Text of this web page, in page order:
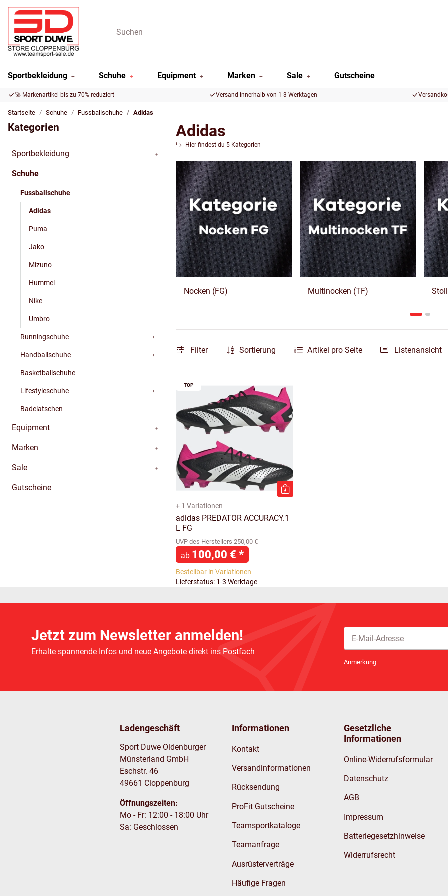
Sportbekleidung Schuhe Equipment Marken Sale Gutscheine
🚀 Markenartikel bis zu 70% reduziert Versand innerhalb von 1-3 Werktagen
Startseite Schuhe Fussballschuhe Adidas
Adidas
Hier findest du 5 Kategorien
Nocken (FG) Multinocken (TF)
Filter Sortierung Artikel pro Seite Listenansicht
TOP
+ 1 Variationen
adidas PREDATOR ACCURACY.1
L FG
UVP des Herstellers 250,00 €
ab 100,00 € *
Bestellbar in Variationen
Lieferstatus: 1-3 Werktage
Kategorien
Sportbekleidung
Schuhe
Fussballschuhe
Adidas
Puma
Jako
Mizuno
Hummel
Nike
Umbro
Runningschuhe
Handballschuhe
Basketballschuhe
Lifestyleschuhe
Badelatschen
Equipment
Marken
Sale
Gutscheine
Jetzt zum Newsletter anmelden!
Erhalte spannende Infos und neue Angebote direkt ins Postfach
Anmerkung
Ladengeschäft
Sport Duwe Oldenburger
Münsterland GmbH
Eschstr. 46
49661 Cloppenburg
Öffnungszeiten:
Mo - Fr: 12:00 - 18:00 Uhr
Sa: Geschlossen
Informationen
Kontakt
Versandinformationen
Rücksendung
ProFit Gutscheine
Teamsportkataloge
Teamanfrage
Ausrüsterverträge
Häufige Fragen
Gesetzliche
Informationen
Online-Widerrufsformular
Datenschutz
AGB
Impressum
Batteriegesetzhinweise
Widerrufsrecht